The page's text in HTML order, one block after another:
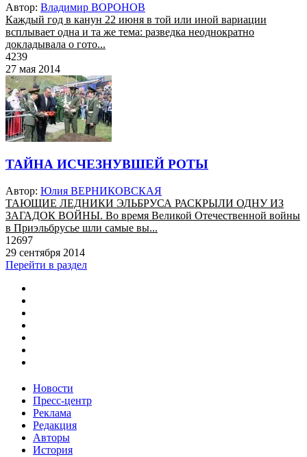
Автор: Владимир ВОРОНОВ
Каждый год в канун 22 июня в той или иной вариации
всплывает одна и та же тема: разведка неоднократно
докладывала о гото...
4239
27 мая 2014
ТАЙНА ИСЧЕЗНУВШЕЙ РОТЫ
Автор: Юлия ВЕРНИКОВСКАЯ
ТАЮЩИЕ ЛЕДНИКИ ЭЛЬБРУСА РАСКРЫЛИ ОДНУ ИЗ
ЗАГАДОК ВОЙНЫ. Во время Великой Отечественной войны
в Приэльбрусье шли самые вы...
12697
29 сентября 2014
Перейти в раздел
Новости
Пресс-центр
Реклама
Редакция
Авторы
История